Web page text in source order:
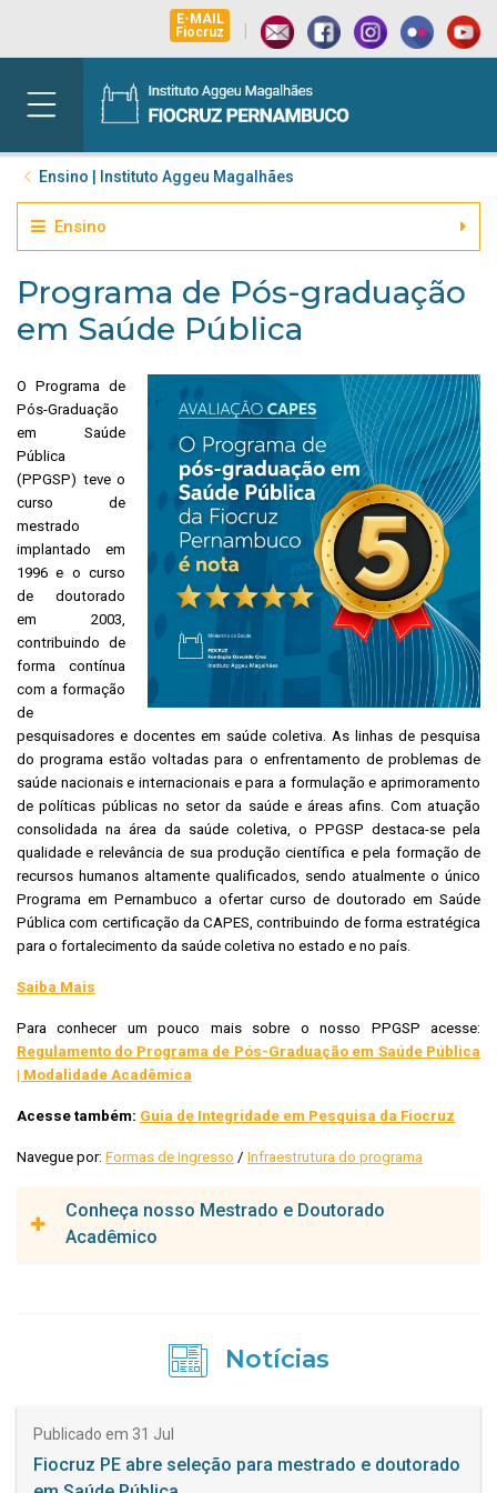
E-MAIL
Fiocruz
|
Ensino | Instituto Aggeu Magalhães
Ensino
Programa de Pós-graduação
em Saúde Pública
O Programa de
Pós-Graduação
em Saúde
Pública
(PPGSP) teve o
curso de
mestrado
implantado em
1996 e o curso
de doutorado
em 2003,
contribuindo de
forma contínua
com a formação
de
pesquisadores e docentes em saúde coletiva. As linhas de pesquisa
do programa estão voltadas para o enfrentamento de problemas de
saúde nacionais e internacionais e para a formulação e aprimoramento
de políticas públicas no setor da saúde e áreas afins. Com atuação
consolidada na área da saúde coletiva, o PPGSP destaca-se pela
qualidade e relevância de sua produção científica e pela formação de
recursos humanos altamente qualificados, sendo atualmente o único
Programa em Pernambuco a ofertar curso de doutorado em Saúde
Pública com certificação da CAPES, contribuindo de forma estratégica
para o fortalecimento da saúde coletiva no estado e no país.
Saiba Mais
Para conhecer um pouco mais sobre o nosso PPGSP acesse:
Regulamento do Programa de Pós-Graduação em Saúde Pública
| Modalidade Acadêmica
Acesse também: Guia de Integridade em Pesquisa da Fiocruz
Navegue por: Formas de Ingresso / Infraestrutura do programa
Conheça nosso Mestrado e Doutorado
Acadêmico
desenvolvimento de tecnologias aplicadas aos serviços de
saúde pública. Objetiva formar pesquisadores de alto nível para
O processo de inscrições para ambos os cursos ocorre, de
vagas depende da disponibilidade de orientação do corpo
Notícias
Publicado em 31 Jul
Fiocruz PE abre seleção para mestrado e doutorado